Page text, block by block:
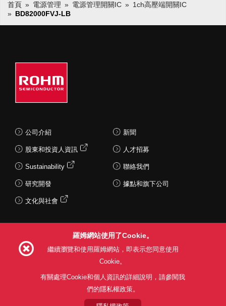
首頁 電源管理 電源管理開關IC
1ch高壓端開關IC
BD82000FVJ-LB
公司介紹
股東和投資人資訊
Sustainability
研究開發
文化與社會
新聞
人才招募
聯絡我們
據點和旗下公司
利用目的 隱私權政策
羅姆網站使用了Cookie。
繼續瀏覽和使用羅姆網站，即表示您同意使用
Cookie。
有關處理Cookie和個人資訊的詳細說明，請參閱我
們的隱私權政策。